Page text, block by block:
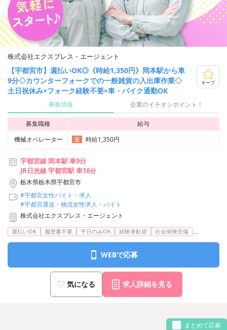
株式会社エクスプレス・エージェント
【宇都宮市】週払いOK◎《時給1,350円》岡本駅から車
9分◇カウンターフォークでの一般雑貨の入出庫作業◇
土日祝休み×フォーク経験不要×車・バイク通勤OK
キープ
募集情報 企業のイチオシポイント！
募集職種
給与
機械オペレーター
派 時給1,350円
宇都宮線 岡本駅 車9分
JR日光線 宇都宮駅 車16分
栃木県栃木県宇都宮市
#宇都宮女性バイト・求人
#宇都宮運送・物流女性求人・バイト
株式会社エクスプレス・エージェント
週払いOK 履歴書不要 平日のみOK 経験者歓迎 社会保険完備 ...
WEBで応募
気になる 求人詳細を見る
まとめて応募